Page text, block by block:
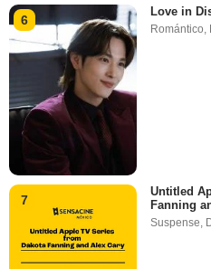
6
Love in
Romántico
7
Untitled
Fanning
Suspense,